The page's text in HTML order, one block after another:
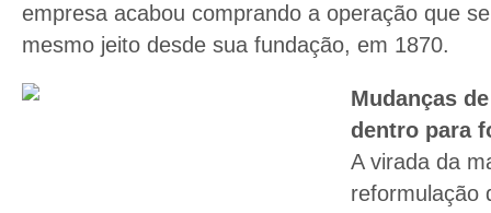
empresa acabou comprando a operação que
mesmo jeito desde sua fundação, em 1870.
Mudanças
dentro para
A virada da
reformulação